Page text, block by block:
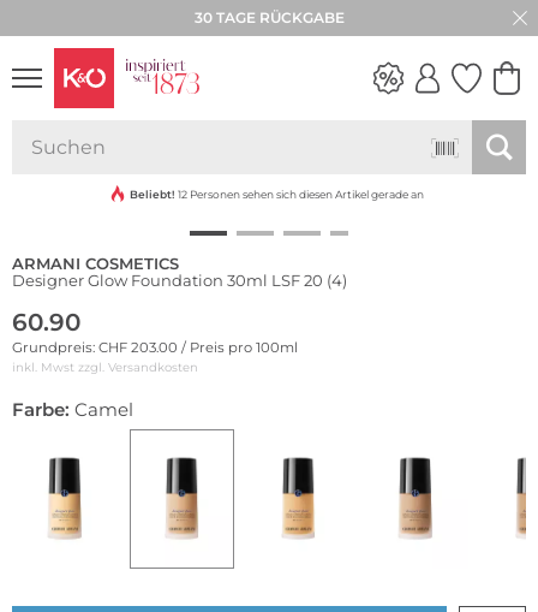
30 TAGE RÜCKGABE
Beliebt! 12 Personen sehen sich diesen Artikel gerade an
ARMANI COSMETICS
Designer Glow Foundation 30ml LSF 20 (4)
60.90
Grundpreis: CHF 203.00 / Preis pro 100ml
inkl. Mwst zzgl. Versandkosten
Farbe: Camel